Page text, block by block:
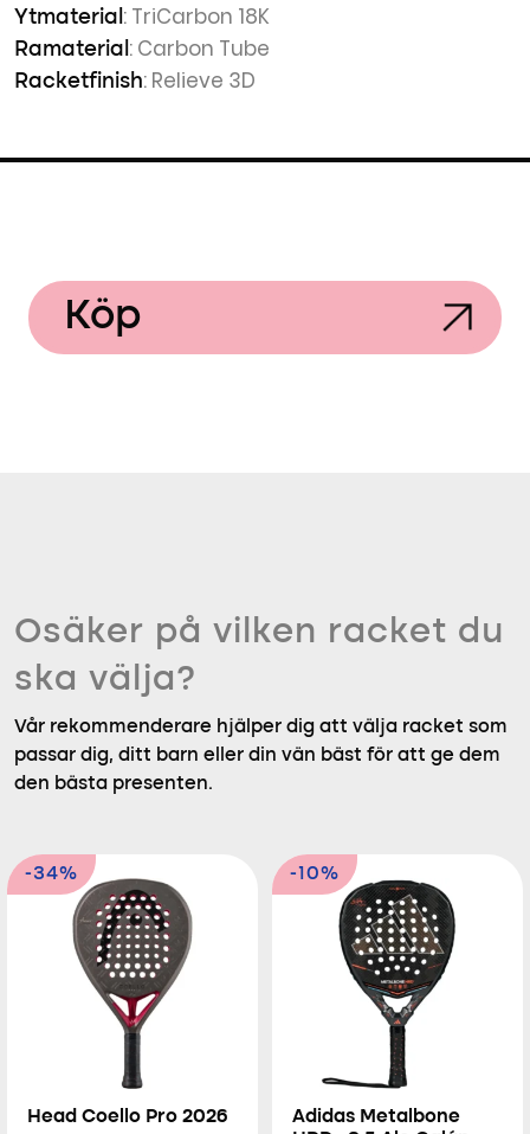
Ytmaterial : TriCarbon 18K
Ramaterial : Carbon Tube
Racketfinish: Relieve 3D
Köp
Osäker på vilken racket du
ska välja?
Vår rekommenderare hjälper dig att välja racket som
passar dig, ditt barn eller din vän bäst för att ge dem
den bästa presenten.
-34%
Head Coello Pro 2026
-10%
Adidas Metalbone